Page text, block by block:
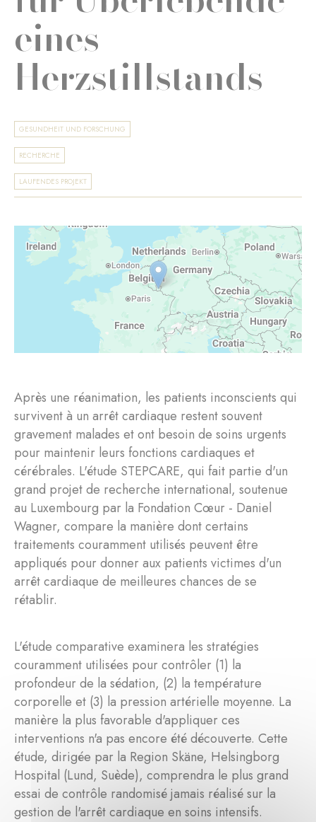
eines
Herzstillstands
GESUNDHEIT UND FORSCHUNG
RECHERCHE
LAUFENDES PROJEKT
Après une réanimation, les patients inconscients qui
survivent à un arrêt cardiaque restent souvent
gravement malades et ont besoin de soins urgents
pour maintenir leurs fonctions cardiaques et
cérébrales. L'étude STEPCARE, qui fait partie d'un
grand projet de recherche international, soutenue
au Luxembourg par la Fondation Cœur - Daniel
Wagner, compare la manière dont certains
traitements couramment utilisés peuvent être
appliqués pour donner aux patients victimes d'un
arrêt cardiaque de meilleures chances de se
rétablir.
L'étude comparative examinera les stratégies
couramment utilisées pour contrôler (1) la
profondeur de la sédation, (2) la température
corporelle et (3) la pression artérielle moyenne. La
manière la plus favorable d'appliquer ces
interventions n'a pas encore été découverte. Cette
étude, dirigée par la Region Skäne, Helsingborg
Hospital (Lund, Suède), comprendra le plus grand
essai de contrôle randomisé jamais réalisé sur la
gestion de l'arrêt cardiaque en soins intensifs.